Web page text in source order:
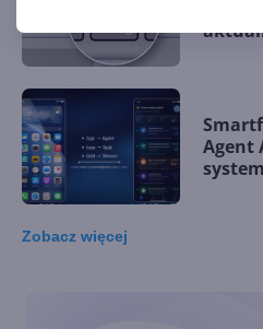
Agent
system
Zobacz więcej